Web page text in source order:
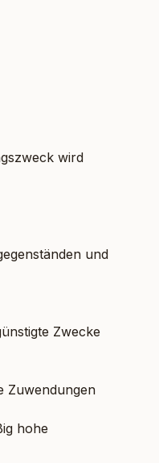
wird
und
Zwecke
Zuwendungen
hohe